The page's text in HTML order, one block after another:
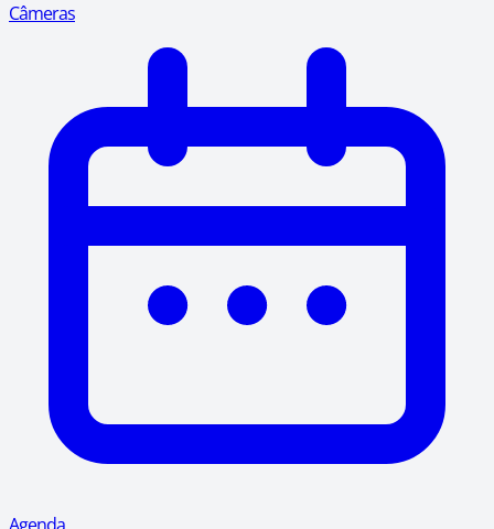
Câmeras